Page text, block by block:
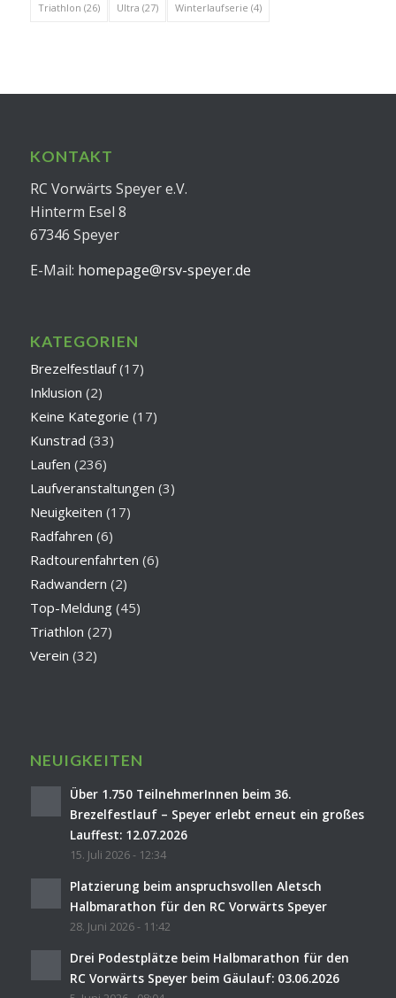
Triathlon (26) Ultra (27) Winterlaufserie (4)
KONTAKT
RC Vorwärts Speyer e.V.
Hinterm Esel 8
67346 Speyer
E-Mail: homepage@rsv-speyer.de
KATEGORIEN
Brezelfestlauf(17)
Inklusion (2)
Keine Kategorie (17)
Kunstrad (33)
Laufen (236)
Laufveranstaltungen (3)
Neuigkeiten (17)
Radfahren (6)
Radtourenfahrten (6)
Radwandern (2)
Top-Meldung(45)
Triathlon (27)
Verein (32)
NEUIGKEITEN
Über 1.750 TeilnehmerInnen beim 36.
Brezelfestlauf – Speyer erlebt erneut ein großes
Lauffest: 12.07.2026
15. Juli 2026 - 12:34
Platzierung beim anspruchsvollen Aletsch
Halbmarathon für den RC Vorwärts Speyer
28. Juni 2026 - 11:42
Drei Podestplätze beim Halbmarathon für den
RC Vorwärts Speyer beim Gäulauf: 03.06.2026